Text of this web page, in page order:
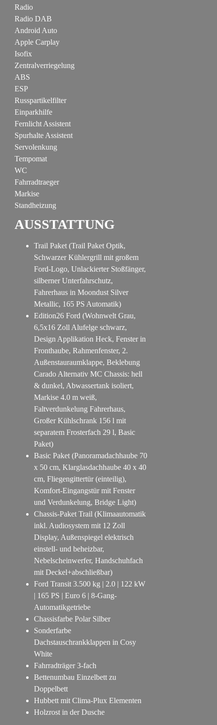
Radio
Radio DAB
Android Auto
Apple Carplay
Isofix
Zentralverriegelung
ABS
ESP
Russpartikelfilter
Einparkhilfe
Fernlicht Assistent
Spurhalte Assistent
Servolenkung
Tempomat
WC
Fahrradtraeger
Markise
Standheizung
AUSSTATTUNG
Trail Paket (Trail Paket Optik,
Schwarzer Kühlergrill mit großem
Ford-Logo, Unlackierter Stoßfänger,
silberner Unterfahrschutz,
Fahrerhaus in Moondust Silver
Metallic, 165 PS Automatik)
Edition26 Ford (Wohnwelt Grau,
6,5x16 Zoll Alufelge schwarz,
Design Applikation Heck, Fenster in
Fronthaube, Rahmenfenster, 2.
Außenstauraumklappe, Beklebung
Carado Alternativ MC Chassis: hell
& dunkel, Abwassertank isoliert,
Markise 4.0 m weiß,
Faltverdunkelung Fahrerhaus,
Großer Kühlschrank 156 l mit
separatem Frosterfach 29 l, Basic
Paket)
Basic Paket (Panoramadachhaube 70
x 50 cm, Klarglasdachhaube 40 x 40
cm, Fliegengittertür (einteilig),
Komfort-Eingangstür mit Fenster
und Verdunkelung, Bridge Light)
Chassis-Paket Trail (Klimaautomatik
inkl. Audiosystem mit 12 Zoll
Display, Außenspiegel elektrisch
einstell- und beheizbar,
Nebelscheinwerfer, Handschuhfach
mit Deckel+abschließbar)
Ford Transit 3.500 kg | 2.0 | 122 kW
| 165 PS | Euro 6 | 8-Gang-
Automatikgetriebe
Chassisfarbe Polar Silber
Sonderfarbe
Dachstauschrankklappen in Cosy
White
Fahrradträger 3-fach
Bettenumbau Einzelbett zu
Doppelbett
Hubbett mit Clima-Plux Elementen
Holzrost in der Dusche